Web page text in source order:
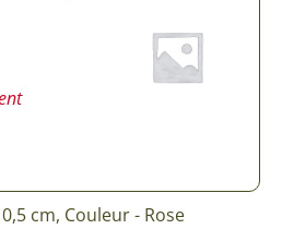
cm, Couleur - Rose